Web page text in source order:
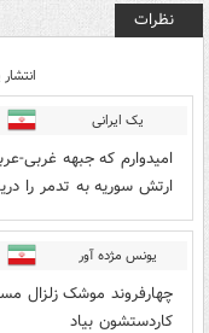
نظرات
انتشار
یک ایرانی
امیدوارم که جبهه غربی-
ارتش سوریه به تدمر را
یونس مژده آور
چهارفروند موشک زلزال
کاردستشون بیاد